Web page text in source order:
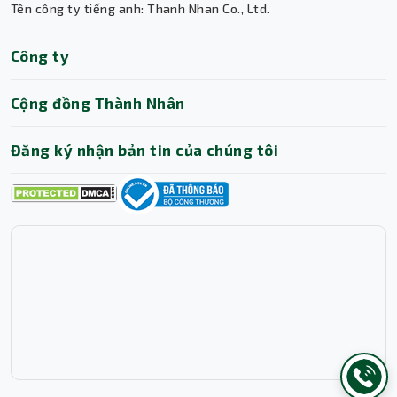
Tên công ty tiếng anh: Thanh Nhan Co., Ltd.
Công ty
Cộng đồng Thành Nhân
Đăng ký nhận bản tin của chúng tôi
Trợ lý AI • Phản hồi tức thì